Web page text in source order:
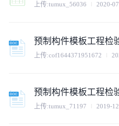
上传:tumux_56036 2020-
预制构件模板工程检
上传:cof1644371951672
预制构件模板工程检
上传:tumux_71197 2019-